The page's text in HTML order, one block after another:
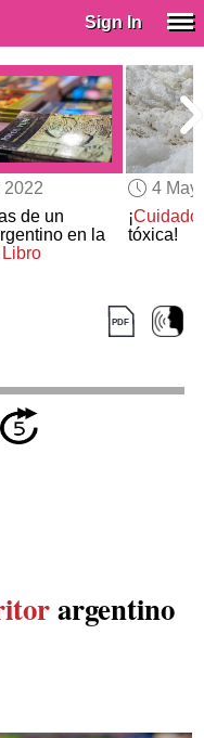
Sign In
2022
de un
en la
4 May
¡Cuidado
tóxica!
argentino